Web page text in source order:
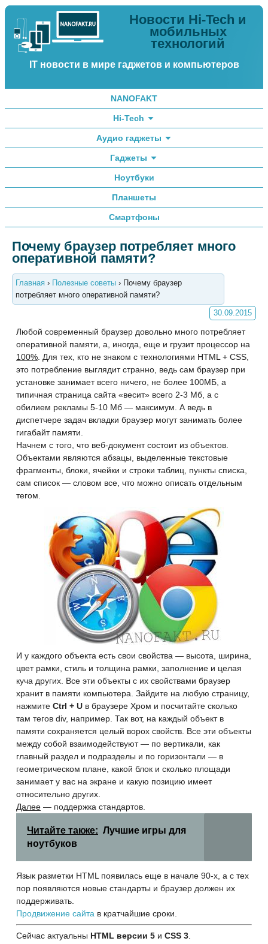
Новости Hi-Tech и
мобильных
технологий
IT новости в мире гаджетов и компьютеров
NANOFAKT
Hi-Tech
Аудио гаджеты
Гаджеты
Ноутбуки
Планшеты
Смартфоны
Почему браузер потребляет много
оперативной памяти?
Главная › Полезные советы › Почему браузер
потребляет много оперативной памяти?
30.09.2015
Любой современный браузер довольно много потребляет
оперативной памяти, а, иногда, еще и грузит процессор на
100% . Для тех, кто не знаком с технологиями HTML + CSS,
это потребление выглядит странно, ведь сам браузер при
установке занимает всего ничего, не более 100МБ, а
типичная страница сайта «весит» всего 2-3 Мб, а с
обилием рекламы 5-10 Мб — максимум. А ведь в
диспетчере задач вкладки браузер могут занимать более
гигабайт памяти.
Начнем с того, что веб-документ состоит из объектов.
Объектами являются абзацы, выделенные текстовые
фрагменты, блоки, ячейки и строки таблиц, пункты списка,
сам список — словом все, что можно описать отдельным
тегом.
И у каждого объекта есть свои свойства — высота, ширина,
цвет рамки, стиль и толщина рамки, заполнение и целая
куча других. Все эти объекты с их свойствами браузер
хранит в памяти компьютера. Зайдите на любую страницу,
нажмите Ctrl + U в браузере Хром и посчитайте сколько
там тегов div, например. Так вот, на каждый объект в
памяти сохраняется целый ворох свойств. Все эти объекты
между собой взаимодействуют — по вертикали, как
главный раздел и подразделы и по горизонтали — в
геометрическом плане, какой блок и сколько площади
занимает у вас на экране и какую позицию имеет
относительно других.
Далее — поддержка стандартов.
Читайте также: Лучшие игры для
ноутбуков
Язык разметки HTML появилась еще в начале 90-х, а с тех
пор появляются новые стандарты и браузер должен их
поддерживать.
Продвижение сайта в кратчайшие сроки.
Сейчас актуальны HTML версии 5 и CSS 3